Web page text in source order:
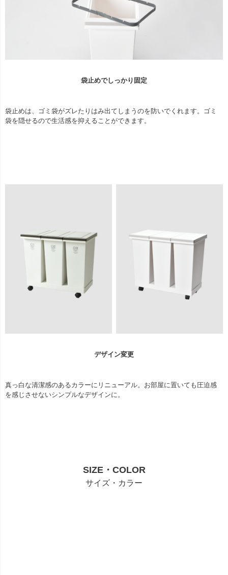
袋止めでしっかり固定
袋止めは、ゴミ袋がズレたりはみ出てしまうのを防いでくれます。ゴミ
袋を隠せるので生活感を抑えることができます。
デザイン変更
真っ白な清潔感のあるカラーにリニューアル。お部屋に置いても圧迫感
を感じさせないシンプルなデザインに。
SIZE・COLOR
サイズ・カラー